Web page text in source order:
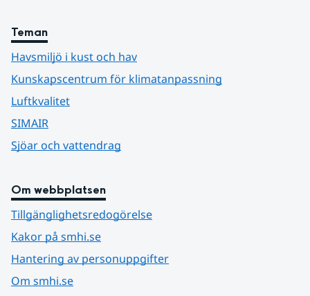
Teman
Havsmiljö i kust och hav
Kunskapscentrum för klimatanpassning
Luftkvalitet
SIMAIR
Sjöar och vattendrag
Om webbplatsen
Tillgänglighetsredogörelse
Kakor på smhi.se
Hantering av personuppgifter
Om smhi.se